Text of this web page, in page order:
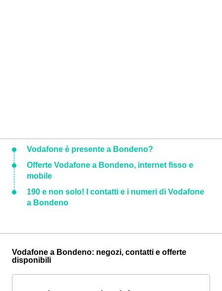
Vodafone è presente a Bondeno?
Offerte Vodafone a Bondeno, internet fisso e
mobile
190 e non solo! I contatti e i numeri di Vodafone
a Bondeno
Vodafone a Bondeno: negozi, contatti e offerte
disponibili